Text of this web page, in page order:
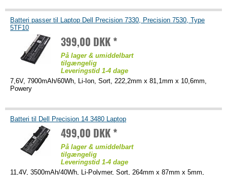
Batteri passer til Laptop Dell Precision 7330, Precision 7530, Type
5TF10
399,00 DKK *
På lager & umiddelbart
tilgængelig
Leveringstid 1-4 dage
7,6V, 7900mAh/60Wh, Li-Ion, Sort, 222,2mm x 81,1mm x 10,6mm,
Powery
Batteri til Dell Precision 14 3480 Laptop
499,00 DKK *
På lager & umiddelbart
tilgængelig
Leveringstid 1-4 dage
11,4V, 3500mAh/40Wh, Li-Polymer, Sort, 264mm x 87mm x 5mm,